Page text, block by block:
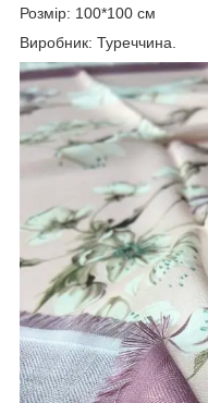
Розмір: 100*100 см
Виробник: Туреччина.